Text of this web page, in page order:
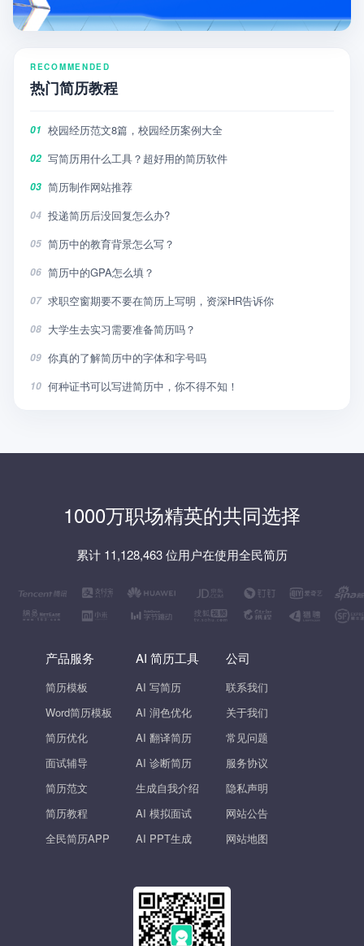
RECOMMENDED
热门简历教程
01 校园经历范文8篇，校园经历案例大全
02 写简历用什么工具？超好用的简历软件
03 简历制作网站推荐
04 投递简历后没回复怎么办?
05 简历中的教育背景怎么写？
06 简历中的GPA怎么填？
07 求职空窗期要不要在简历上写明，资深HR告诉你
08 大学生去实习需要准备简历吗？
09 你真的了解简历中的字体和字号吗
10 何种证书可以写进简历中，你不得不知！
1000万职场精英的共同选择
累计 11,128,463 位用户在使用全民简历
产品服务
简历模板
Word简历模板
简历优化
面试辅导
简历范文
简历教程
全民简历APP
AI 简历工具
AI 写简历
AI 润色优化
AI 翻译简历
AI 诊断简历
生成自我介绍
AI 模拟面试
AI PPT生成
公司
联系我们
关于我们
常见问题
服务协议
隐私声明
网站公告
网站地图